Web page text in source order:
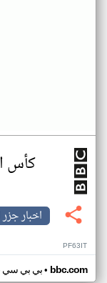
كأس
اخبار جزر
PF63IT
بي بي سي• bbc.com